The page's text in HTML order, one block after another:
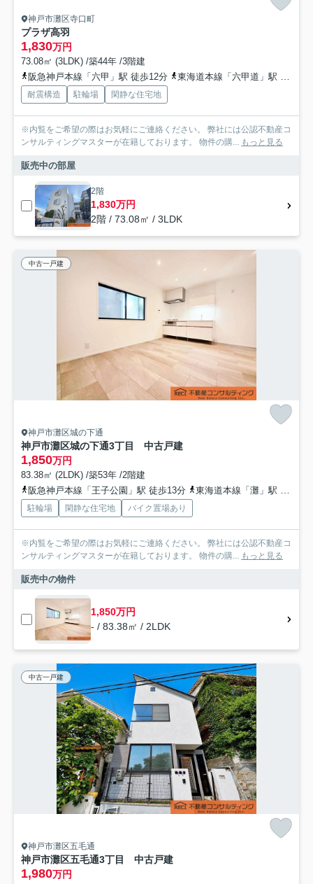
神戸市灘区寺口町
プラザ高羽
1,830万円
73.08㎡ (3LDK) /築44年 /3階建
阪急神戸本線「六甲」駅 徒歩12分
東海道本線「六甲道」駅 徒歩21分
耐震構造 駐輪場 閑静な住宅地
※内覧をご希望の際はお気軽にご連絡ください。 弊社には公認不動産コ
ンサルティングマスターが在籍しております。 物件の購... もっと見る
販売中の部屋
2階
1,830万円
2階 / 73.08㎡ / 3LDK
中古一戸建
神戸市灘区城の下通
神戸市灘区城の下通3丁目 中古戸建
1,850万円
83.38㎡ (2LDK) /築53年 /2階建
阪急神戸本線「王子公園」駅 徒歩13分
東海道本線「灘」駅 徒歩19分
駐輪場 閑静な住宅地 バイク置場あり
※内覧をご希望の際はお気軽にご連絡ください。 弊社には公認不動産コ
ンサルティングマスターが在籍しております。 物件の購... もっと見る
販売中の物件
1,850万円
- / 83.38㎡ / 2LDK
中古一戸建
神戸市灘区五毛通
神戸市灘区五毛通3丁目 中古戸建
1,980万円